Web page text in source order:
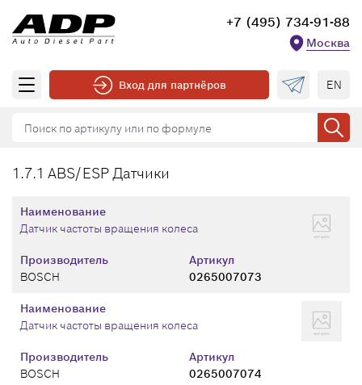
+7 (495) 734-91-88
Москва
Вход для партнёров EN
1.7.1 ABS/ESP Датчики
Производитель
BOSCH
Артикул
0265007073
Наименование
Датчик частоты вращения колеса
Производитель
BOSCH
Артикул
0265007074
Наименование
Датчик частоты вращения колеса